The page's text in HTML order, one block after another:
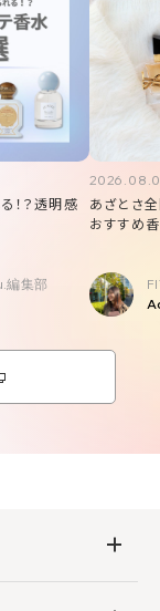
！？透明感
編集部
あざとさ
おすすめ